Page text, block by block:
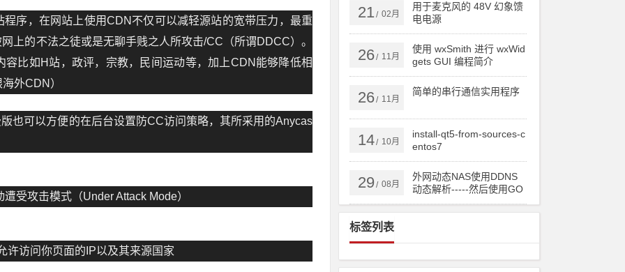
序，在网站上使用CDN不仅可以减轻源站的宽带压力，最重
上的不法之徒或是无聊手贱之人所攻击/CC（所谓DDCC）。
比如H站，政评，宗教，民间运动等，加上CDN能够降低相
外CDN）
也可以方便的在后台设置防CC访问策略，其所采用的Anycas
受攻击模式（Under Attack Mode）
许访问你页面的IP以及其来源国家
21 / 02月
用于麦克风的 48V 幻象馈
电电源
26/ 11月
使用 wxSmith 进行 wxWid
gets GUI 编程简介
26/ 11月
简单的串行通信实用程序
14/ 10月
install-qt5-from-sources-c
entos7
29/ 08月
外网动态NAS使用DDNS
动态解析-----然后使用GO
DADDY跟踪IP实现顶级域
名或者二级域名直接实时
标签列表